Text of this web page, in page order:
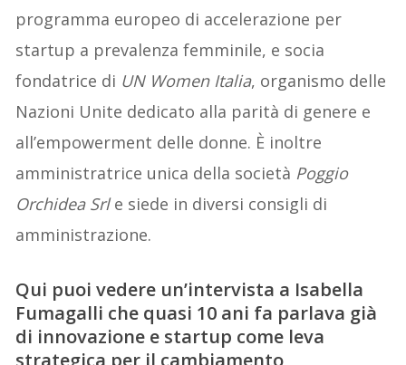
programma europeo di accelerazione per
startup a prevalenza femminile, e socia
fondatrice di UN Women Italia, organismo delle
Nazioni Unite dedicato alla parità di genere e
all’empowerment delle donne. È inoltre
amministratrice unica della società Poggio
Orchidea Srle siede in diversi consigli di
amministrazione.
Qui puoi vedere un’intervista a Isabella
Fumagalli che quasi 10 ani fa parlava già
di innovazione e startup come leva